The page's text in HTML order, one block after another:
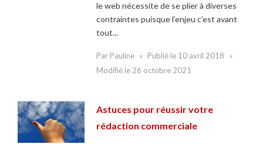
le web nécessite de se plier à diverses
contraintes puisque l’enjeu c’est avant
tout...
Par Pauline Publié le 10 avril 2018
Modifié le 26 octobre 2021
Astuces pour réussir votre
rédaction commerciale